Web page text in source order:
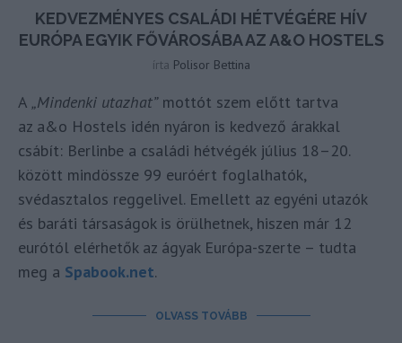
KEDVEZMÉNYES CSALÁDI HÉTVÉGÉRE HÍV
EURÓPA EGYIK FŐVÁROSÁBA AZ A&O HOSTELS
írta Polisor Bettina
A „Mindenki utazhat”mottót szem előtt tartva
az a&o Hostels idén nyáron is kedvező árakkal
csábít: Berlinbe a családi hétvégék július 18–20.
között mindössze 99 euróért foglalhatók,
svédasztalos reggelivel. Emellett az egyéni utazók
és baráti társaságok is örülhetnek, hiszen már 12
eurótól elérhetők az ágyak Európa-szerte – tudta
meg a Spabook.net.
OLVASS TOVÁBB